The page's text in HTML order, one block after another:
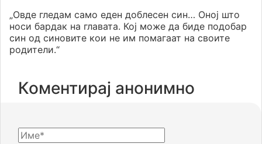
„Овде гледам само еден доблесен син… Оној што
носи бардак на главата. Кој може да биде подобар
син од синовите кои не им помагаат на своите
родители.“
Коментирај анонимно